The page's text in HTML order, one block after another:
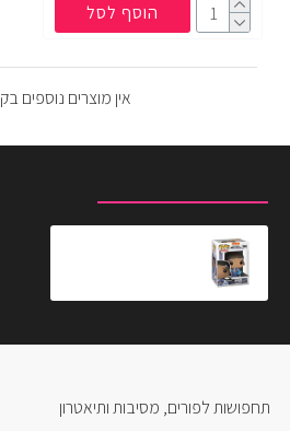
הוסף לסל
אין מוצרים נוספים
תחפושות לפורים, מסיבות ותיאטרון